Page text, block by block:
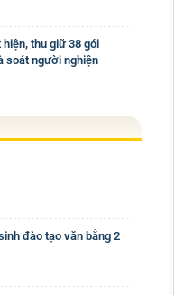
hiện, thu giữ 38 gói
soát người nghiện
đào tạo văn bằng 2